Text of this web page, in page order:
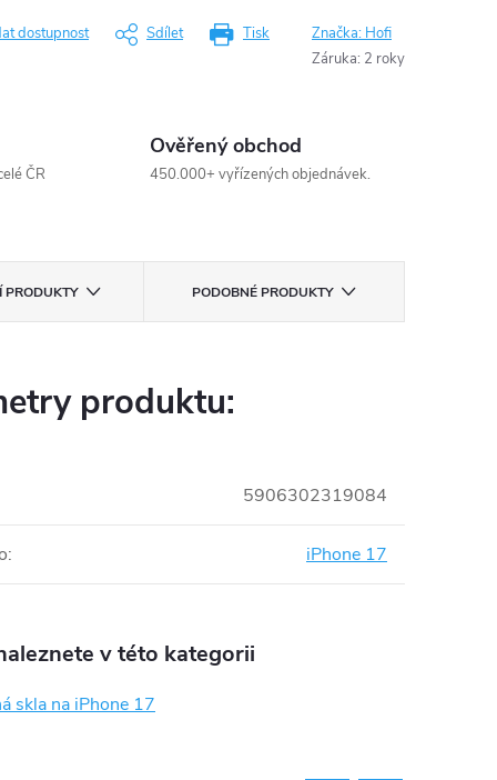
Tisk
dostupnost Sdílet Značka: Hofi
Záruka: 2 roky
ČR
Ověřený obchod
450.000+ vyřízených objednávek.
PRODUKTY PODOBNÉ PRODUKTY
produktu:
5906302319084
: iPhone 17
v této kategorii
skla na iPhone 17